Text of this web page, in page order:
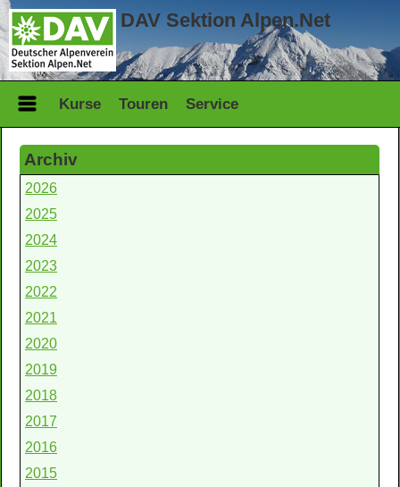
DAV Sektion Alpen.Net
Kurse Touren Service
Archiv
2026
2025
2024
2023
2022
2021
2020
2019
2018
2017
2016
2015